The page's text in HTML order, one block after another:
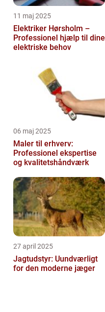
11 maj 2025
Elektriker Hørsholm –
Professionel hjælp til dine
elektriske behov
06 maj 2025
Maler til erhverv:
Professionel ekspertise
og kvalitetshåndværk
27 april 2025
Jagtudstyr: Uundværligt
for den moderne jæger